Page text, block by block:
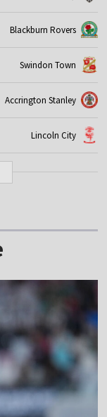
Blackburn Rovers
Swindon Town
Accrington Stanley
Lincoln City